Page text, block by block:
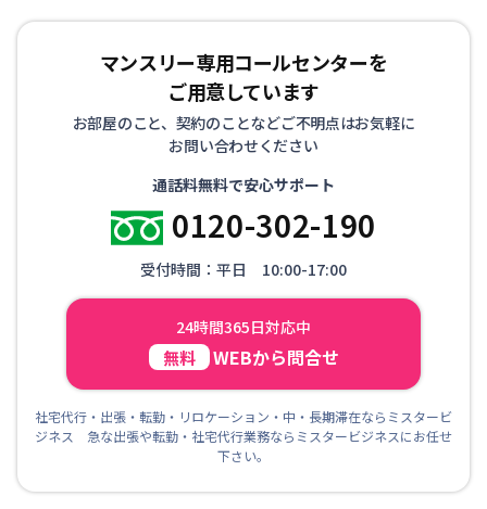
マンスリー専用コールセンターを
ご用意しています
お部屋のこと、契約のことなどご不明点はお気軽に
お問い合わせください
通話料無料で安心サポート
0120-302-190
受付時間：平日 10:00-17:00
24時間365日対応中
無料 WEBから問合せ
社宅代行・出張・転勤・リロケーション・中・長期滞在ならミスタービ
ジネス 急な出張や転勤・社宅代行業務ならミスタービジネスにお任せ
下さい。